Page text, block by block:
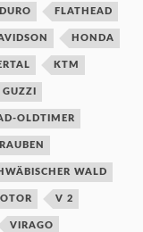
FLATHEAD
HONDA
KTM
OLDTIMER
WALD
V 2
VIRAGO